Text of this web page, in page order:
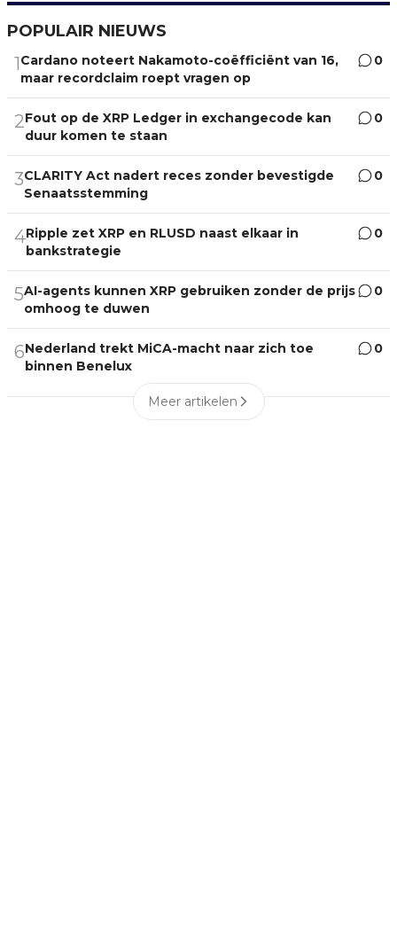
POPULAIR NIEUWS
1Cardano noteert Nakamoto-coëfficiënt van 16,
maar recordclaim roept vragen op
0
2Fout op de XRP Ledger in exchangecode kan
duur komen te staan
0
3CLARITY Act nadert reces zonder bevestigde
Senaatsstemming
0
4Ripple zet XRP en RLUSD naast elkaar in
bankstrategie
0
5AI-agents kunnen XRP gebruiken zonder de prijs
omhoog te duwen
0
6Nederland trekt MiCA-macht naar zich toe
binnen Benelux
0
Meer artikelen